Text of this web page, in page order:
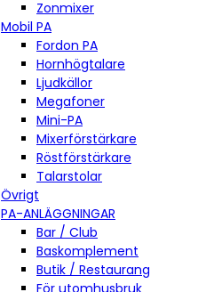
Zonmixer
Mobil PA
Fordon PA
Hornhögtalare
Ljudkällor
Megafoner
Mini-PA
Mixerförstärkare
Röstförstärkare
Talarstolar
Övrigt
PA-ANLÄGGNINGAR
Bar / Club
Baskomplement
Butik / Restaurang
För utomhusbruk